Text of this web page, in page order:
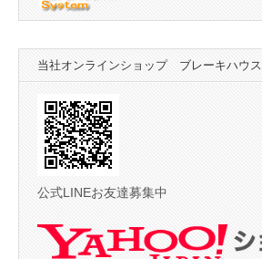
当社オンラインショップ ブレーキハウス
公式LINEお友達募集中